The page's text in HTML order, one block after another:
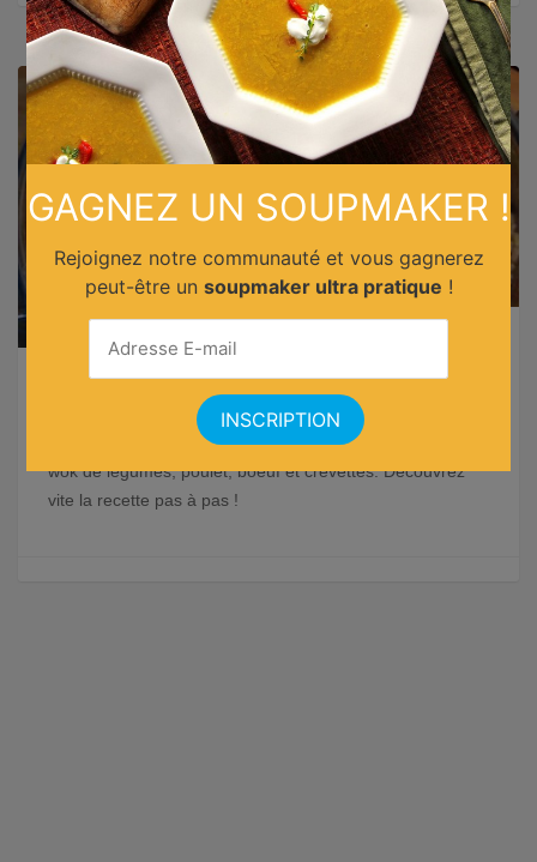
Régalez-vous avec ce mélange de saveurs orientales : un
wok de légumes, poulet, boeuf et crevettes. Découvrez
vite la recette pas à pas !
GAGNEZ UN SOUPMAKER !
Rejoignez notre communauté et vous gagnerez
peut-être un soupmaker ultra pratique !